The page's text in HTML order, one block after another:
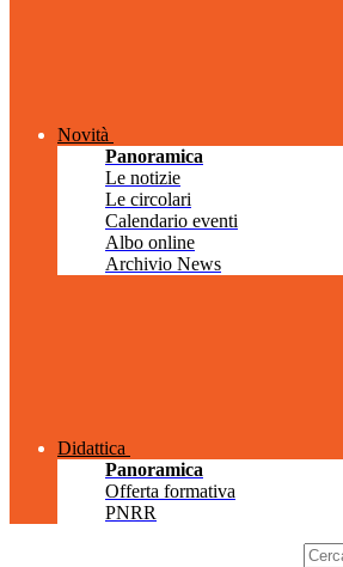
Novità
Panoramica
Le notizie
Le circolari
Calendario eventi
Albo online
Archivio News
Didattica
Panoramica
Offerta formativa
PNRR